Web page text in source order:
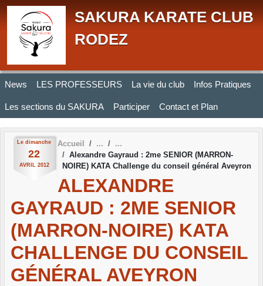
SAKURA KARATE CLUB
RODEZ
News LES PROFESSEURS La vie du club Infos Pratiques
Les sections du SAKURA Participer Contact et Plan
Le dimanche
22
AVRIL 2012
Accueil
Alexandre Gayraud : 2me SENIOR (MARRON-
NOIRE) KATA Challenge du conseil général Aveyron
ALEXANDRE
GAYRAUD : 2ME SENIOR
(MARRON-NOIRE) KATA
CHALLENGE DU CONSEIL
GÉNÉRAL AVEYRON
Panneau de gestion des cookies